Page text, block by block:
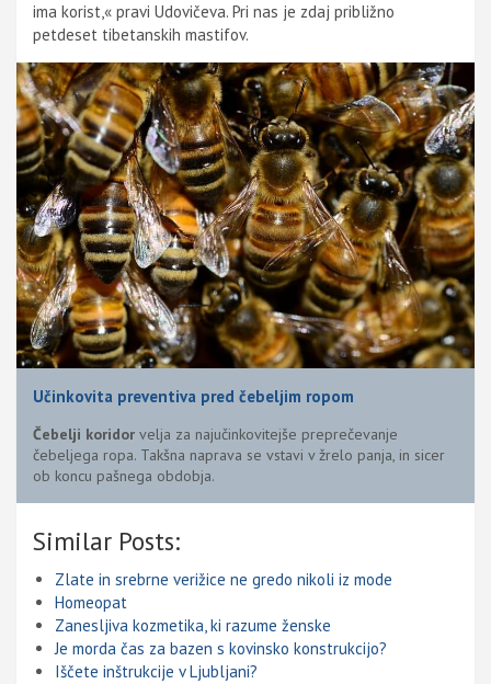
ima korist,« pravi Udovičeva. Pri nas je zdaj približno
petdeset tibetanskih mastifov.
Učinkovita preventiva pred čebeljim ropom
Čebelji koridor velja za najučinkovitejše preprečevanje
čebeljega ropa. Takšna naprava se vstavi v žrelo panja, in sicer
ob koncu pašnega obdobja.
Similar Posts:
Zlate in srebrne verižice ne gredo nikoli iz mode
Homeopat
Zanesljiva kozmetika, ki razume ženske
Je morda čas za bazen s kovinsko konstrukcijo?
Iščete inštrukcije v Ljubljani?